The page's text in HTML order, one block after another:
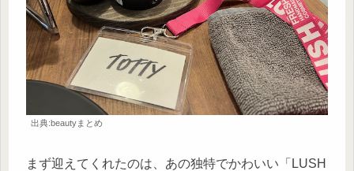
出典:beautyまとめ
まず迎えてくれたのは、あの独特でかわいい「LUSH